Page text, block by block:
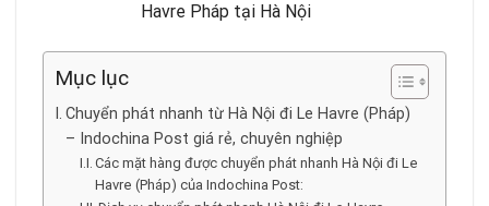
Havre Pháp tại Hà Nội
Mục lục
Chuyển phát nhanh từ Hà Nội đi Le Havre (Pháp)
– Indochina Post giá rẻ, chuyên nghiệp
Các mặt hàng được chuyển phát nhanh Hà Nội đi Le
Havre (Pháp) của Indochina Post: